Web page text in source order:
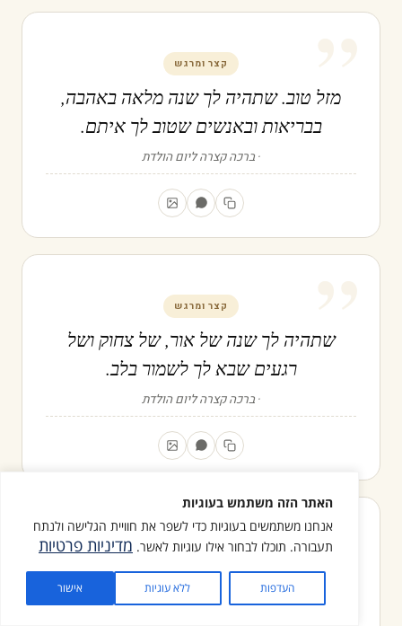
האתר הזה משתמש בעוגיות
אנחנו משתמשים בעוגיות כדי לשפר את חוויית הגלישה ולנתח
תעבורה. תוכלו לבחור אילו עוגיות לאשר. מדיניות פרטיות
העדפות ללא עוגיות אישור
” קצר ומרגש
מזל טוב. שתהיה לך שנה מלאה באהבה,
בבריאות ובאנשים שטוב לך איתם.
ברכה קצרה ליום הולדת
” קצר ומרגש
שתהיה לך שנה של אור, של צחוק ושל
רגעים שבא לך לשמור בלב.
ברכה קצרה ליום הולדת
” קצר ומרגש
ביום ההולדת לא חוגגים שעבר עוד זמן,
חוגגים שעדיין יש.